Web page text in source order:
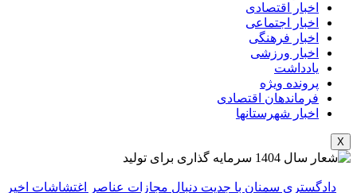
اخبار اقتصادی
اخبار اجتماعی
اخبار فرهنگی
اخبار ورزشی
یادداشت
پرونده ویژه
فرماندهان اقتصادی
اخبار شهرستانها
X
دادگستری سمنان با جدیت دنبال مجازات عناصر اغتشاشات اخیر